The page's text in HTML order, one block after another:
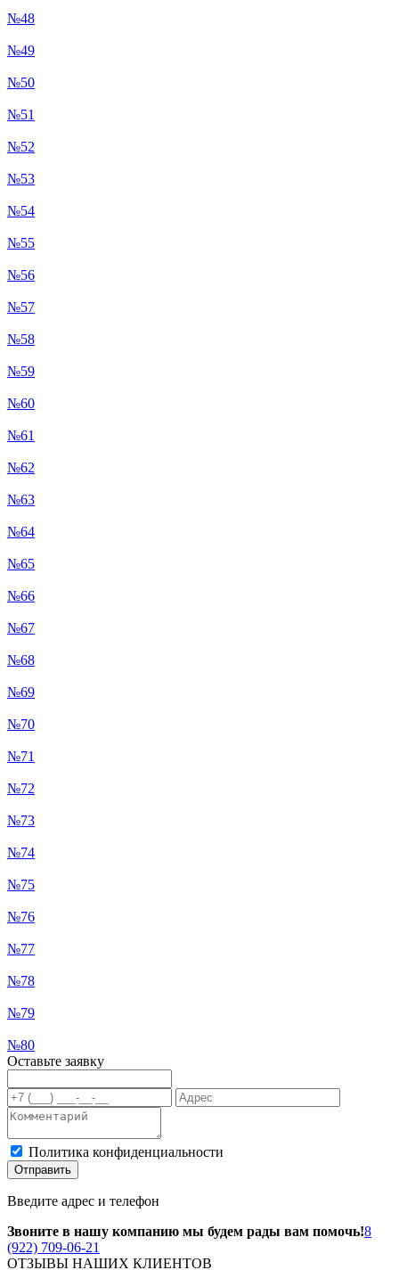
№48
№49
№50
№51
№52
№53
№54
№55
№56
№57
№58
№59
№60
№61
№62
№63
№64
№65
№66
№67
№68
№69
№70
№71
№72
№73
№74
№75
№76
№77
№78
№79
№80
Оставьте заявку
Политика конфиденциальности
Отправить
Введите адрес и телефон
Звоните в нашу компанию мы будем рады вам помочь!8
(922) 709-06-21
ОТЗЫВЫ НАШИХ КЛИЕНТОВ